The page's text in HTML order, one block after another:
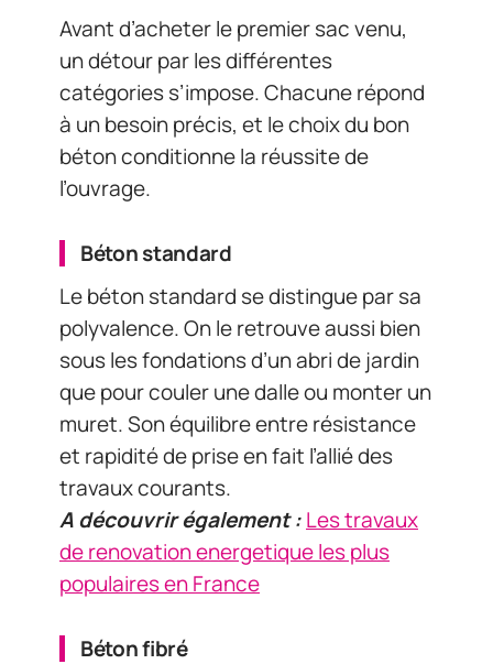
Avant d’acheter le premier sac venu,
un détour par les différentes
catégories s’impose. Chacune répond
à un besoin précis, et le choix du bon
béton conditionne la réussite de
l’ouvrage.
Béton standard
Le béton standard se distingue par sa
polyvalence. On le retrouve aussi bien
sous les fondations d’un abri de jardin
que pour couler une dalle ou monter un
muret. Son équilibre entre résistance
et rapidité de prise en fait l’allié des
travaux courants.
A découvrir également :Les travaux
de renovation energetique les plus
populaires en France
Béton fibré